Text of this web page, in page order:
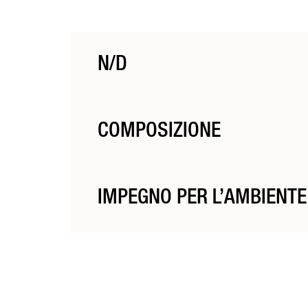
N/D
COMPOSIZIONE
IMPEGNO PER L’AMBIENTE